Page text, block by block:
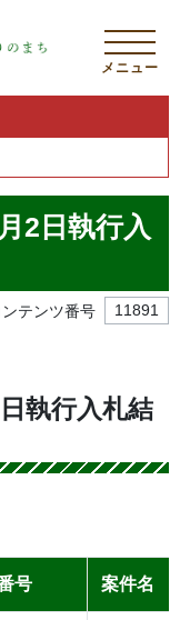
メニュー
2日執行入
ンテンツ番号 11891
執行入札結
号 案件名